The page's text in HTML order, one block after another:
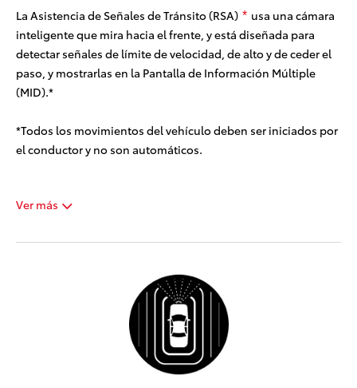
La Asistencia de Señales de Tránsito (RSA) * usa una cámara
inteligente que mira hacia el frente, y está diseñada para
detectar señales de límite de velocidad, de alto y de ceder el
paso, y mostrarlas en la Pantalla de Información Múltiple
(MID).*
*Todos los movimientos del vehículo deben ser iniciados por
el conductor y no son automáticos.
Ver más